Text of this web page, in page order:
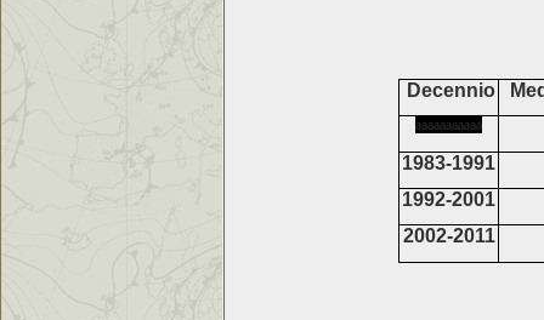
Decennio
aaaaaaaaaaa
1983-1991
1992-2001
2002-2011